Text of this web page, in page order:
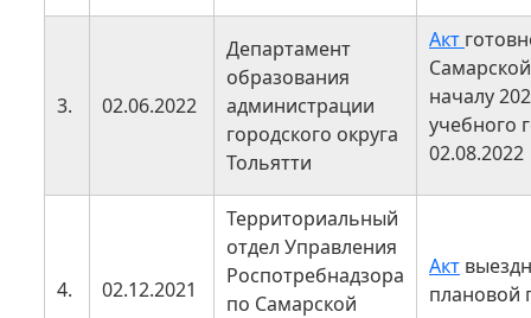
3. 02.06.2022
Департамент
образования
администрации
городского округа
Тольятти
Акт
началу
учебного
02.08.2022
4. 02.12.2021
Территориальный
отдел Управления
Роспотребнадзора
по Самарской
Акт
плановой